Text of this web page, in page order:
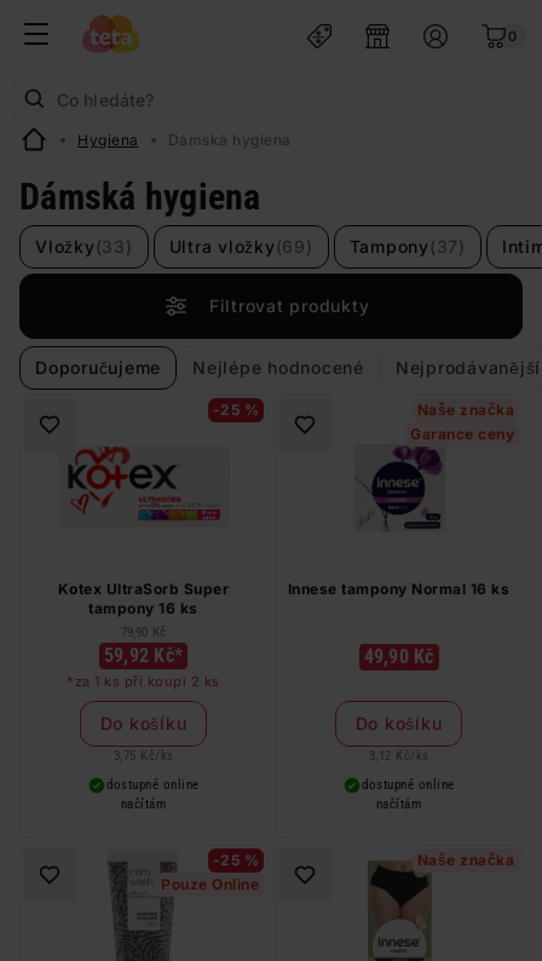
0
Hygiena Dámská hygiena
Dámská hygiena
Vložky (33) Ultra vložky (69) Tampony (37)
Filtrovat produkty
Doporučujeme Nejlépe hodnocené Nejprodávanější
-25 %
Kotex UltraSorb Super
tampony 16 ks
79,90 Kč
59,92 Kč*
*za 1 ks při koupi 2 ks
Do košíku
3,75 Kč/ ks
dostupné online
načítám
Naše značka
Garance ceny
Innese tampony Normal 16 ks
49,90 Kč
Do košíku
3,12 Kč/ ks
dostupné online
načítám
-25 %
Pouze Online
Naše značka